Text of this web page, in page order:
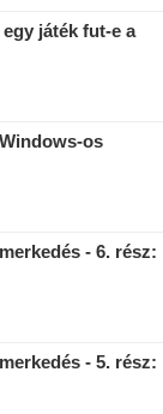
játék fut-e a
os
- 6. rész:
- 5. rész: